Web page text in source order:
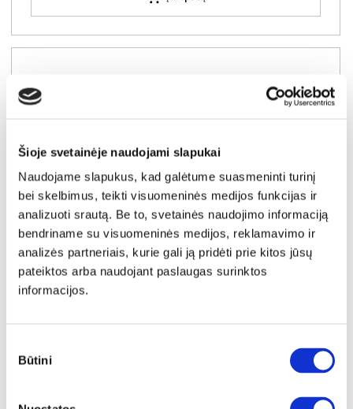
Šioje svetainėje naudojami slapukai
Naudojame slapukus, kad galėtume suasmeninti turinį
bei skelbimus, teikti visuomeninės medijos funkcijas ir
analizuoti srautą. Be to, svetainės naudojimo informaciją
bendriname su visuomeninės medijos, reklamavimo ir
analizės partneriais, kurie gali ją pridėti prie kitos jūsų
pateiktos arba naudojant paslaugas surinktos
informacijos.
pasirinkimas
Būtini
NAUJIENA